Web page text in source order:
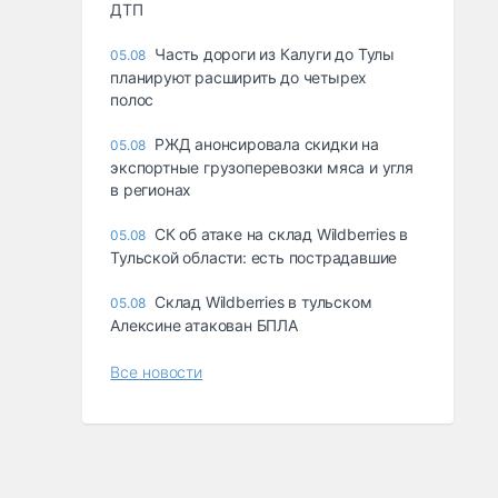
ДТП
05.08 Часть дороги из Калуги до Тулы
планируют расширить до четырех
полос
05.08 РЖД анонсировала скидки на
экспортные грузоперевозки мяса и угля
в регионах
05.08 СК об атаке на склад Wildberries в
Тульской области: есть пострадавшие
05.08 Склад Wildberries в тульском
Алексине атакован БПЛА
Все новости